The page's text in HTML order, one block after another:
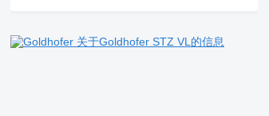
关于Goldhofer STZ VL的信息